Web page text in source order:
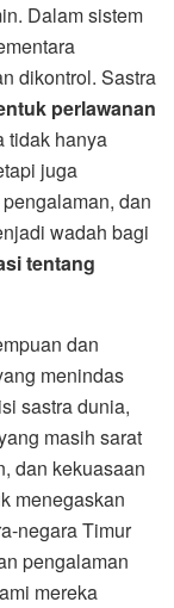
Dalam sistem
dikontrol. Sastra
perlawanan
tidak hanya
juga
dan
wadah bagi
tentang
dan
menindas
sastra dunia,
masih sarat
dan kekuasaan
menegaskan
negara Timur
pengalaman
mereka